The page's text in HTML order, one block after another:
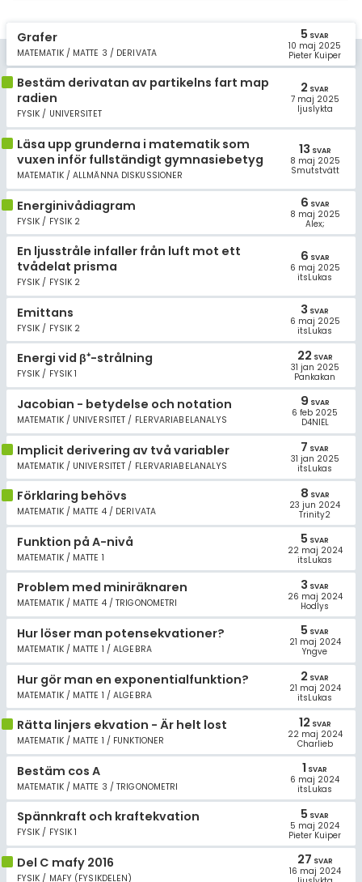
Grafer
MATEMATIK / MATTE 3 / DERIVATA
5 SVAR
10 maj 2025
Pieter Kuiper
Bestäm derivatan av partikelns fart map
radien
FYSIK / UNIVERSITET
2 SVAR
7 maj 2025
ljuslykta
Läsa upp grunderna i matematik som
vuxen inför fullständigt gymnasiebetyg
MATEMATIK / ALLMÄNNA DISKUSSIONER
13 SVAR
8 maj 2025
Smutstvätt
Energinivådiagram
FYSIK / FYSIK 2
6 SVAR
8 maj 2025
Alex;
En ljusstråle infaller från luft mot ett
tvådelat prisma
FYSIK / FYSIK 2
6 SVAR
6 maj 2025
itsLukas
Emittans
FYSIK / FYSIK 2
3 SVAR
6 maj 2025
itsLukas
Energi vid β⁺-strålning
FYSIK / FYSIK 1
22 SVAR
31 jan 2025
Pankakan
Jacobian - betydelse och notation
MATEMATIK / UNIVERSITET / FLERVARIABELANALYS
9 SVAR
6 feb 2025
D4NIEL
Implicit derivering av två variabler
MATEMATIK / UNIVERSITET / FLERVARIABELANALYS
7 SVAR
31 jan 2025
itsLukas
Förklaring behövs
MATEMATIK / MATTE 4 / DERIVATA
8 SVAR
23 jun 2024
Trinity2
Funktion på A-nivå
MATEMATIK / MATTE 1
5 SVAR
22 maj 2024
itsLukas
Problem med miniräknaren
MATEMATIK / MATTE 4 / TRIGONOMETRI
3 SVAR
26 maj 2024
Hodlys
Hur löser man potensekvationer?
MATEMATIK / MATTE 1 / ALGEBRA
5 SVAR
21 maj 2024
Yngve
Hur gör man en exponentialfunktion?
MATEMATIK / MATTE 1 / ALGEBRA
2 SVAR
21 maj 2024
itsLukas
Rätta linjers ekvation - Är helt lost
MATEMATIK / MATTE 1 / FUNKTIONER
12 SVAR
22 maj 2024
Charlieb
Bestäm cos A
MATEMATIK / MATTE 3 / TRIGONOMETRI
1 SVAR
6 maj 2024
itsLukas
Spännkraft och kraftekvation
FYSIK / FYSIK 1
5 SVAR
5 maj 2024
Pieter Kuiper
Del C mafy 2016
FYSIK / MAFY (FYSIKDELEN)
27 SVAR
16 maj 2024
11 inloggade
Om Pluggakuten
Allmänna villkor
Cookie-inställningar